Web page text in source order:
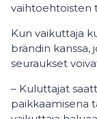
vaihtoehtoisten
Kun vaikuttaja
brändin kanssa,
seuraukset
– Kuluttajat
paikkaamisena